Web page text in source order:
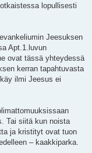
lopullisesti
Jeesuksen
Apt.1.luvun
ovat tässä yhteydessä
kerran tapahtuvasta
ilmi Jeesus ei
Tai siitä kun noista
ja kristityt ovat tuon
– kaakkiparka.